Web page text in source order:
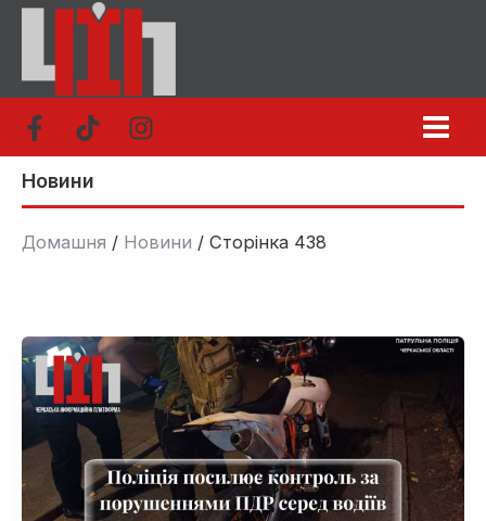
Перейти
вмісту
Новини
Домашня Новини Сторінка 438